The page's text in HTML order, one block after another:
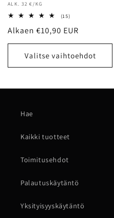
Myyjä:
ALK. 32 €/KG
(15)15
yhteensä
Normaalihinta
Alkaen €10,90 EUR
Valitse vaihtoehdot
Hae
Kaikki tuotteet
Toimitusehdot
Palautuskäytäntö
Yksityisyyskäytäntö